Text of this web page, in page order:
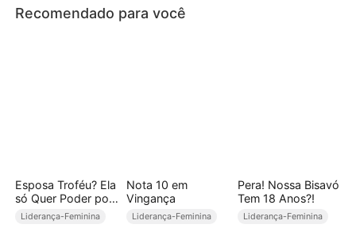
Recomendado para você
Esposa Troféu? Ela
só Quer Poder por
Contrato!
Liderança-Feminina
Nota 10 em
Vingança
Liderança-Feminina
Pera! Nossa Bisavó
Tem 18 Anos?!
Liderança-Feminina